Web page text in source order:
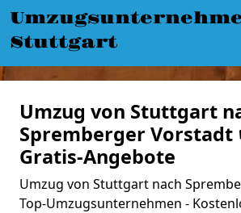
Stuttgart
Umzug von Stuttgart
Spremberger Vorstadt
Gratis-Angebote
Umzug von Stuttgart nach
Top-Umzugsunternehmen -